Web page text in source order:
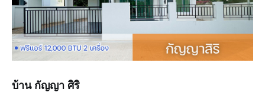
บ้าน กัญญา ศิริ